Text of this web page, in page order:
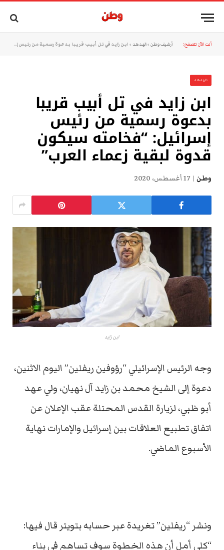
أنت الآن تتصفح: أرشيف وطن »الهدهد » ابن زايد في تل أبيب قريبا بدعوة رسمية من رئيس إسرائيل: “فخامته سيكون قدوة لبقية زعماء العرب”
الهدهد
ابن زايد في تل أبيب قريبا
بدعوة رسمية من رئيس
إسرائيل: “فخامته سيكون
قدوة لبقية زعماء العرب”
وطن 17 أغسطس، 2020
ابن زايد
وجه الرئيس الإسرائيلي “رؤوفين ريفلين” اليوم الاثنين،
دعوة إلى الشيخ محمد بن زايد آل نهيان، ولي عهد
أبو ظبي، لزيارة القدس المحتلة عقب الإعلان عن
اتفاق تطبيع العلاقات بين إسرائيل والإمارات نهاية
الأسبوع الماضي.
ونشر “ريفلين” تغريدة عبر حسابه بتويتر قال فيها:
“كلي أمل أن هذه الخطوة سوف تساهم في بناء